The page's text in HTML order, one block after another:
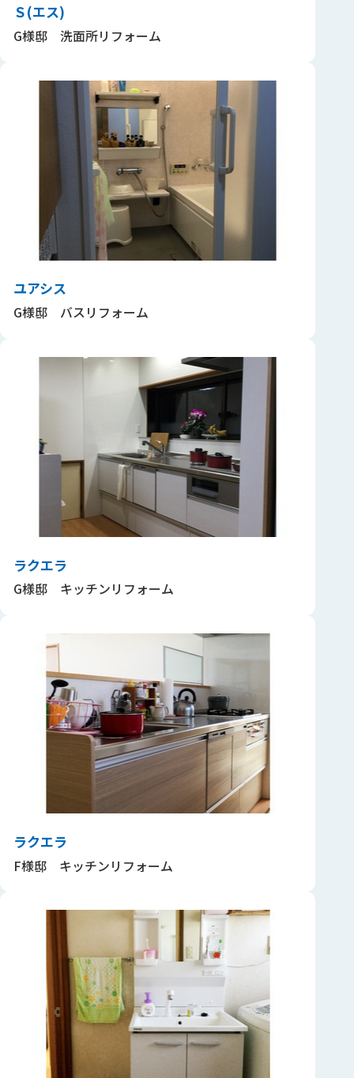
Ｓ(エス)
G様邸 洗面所リフォーム
ユアシス
G様邸 バスリフォーム
ラクエラ
G様邸 キッチンリフォーム
ラクエラ
F様邸 キッチンリフォーム